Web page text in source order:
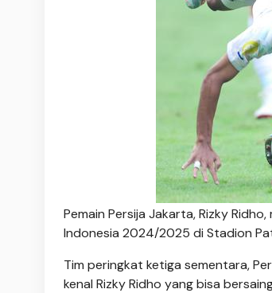
Pemain Persija Jakarta, Rizky
Indonesia 2024/2025 di Stadion
Tim peringkat ketiga sementara,
kenal Rizky Ridho yang bisa